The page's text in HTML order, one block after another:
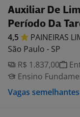
Auxiliar De
Período Da
4,5 PAINEIRAS
São Paulo - SP
R$ 1.837,00
Ensino
Vagas semelhantes